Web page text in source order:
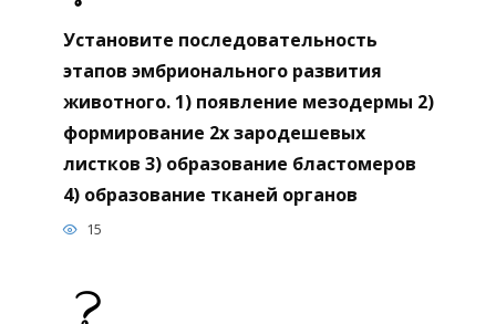
Установите последовательность
этапов эмбрионального развития
животного. 1) появление мезодермы 2)
формирование 2х зародешевых
листков 3) образование бластомеров
4) образование тканей органов
15